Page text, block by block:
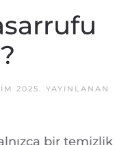
2025. YAYINLANAN
bir temizlik